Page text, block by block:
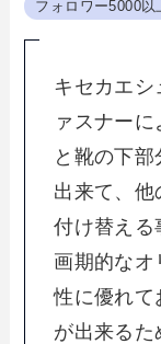
フォロワー5000以
キセカエ
ァスナーに
と靴の下
出来て、他
付け替える
画期的なオ
性に優れて
が出来るた